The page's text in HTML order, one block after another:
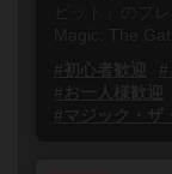
ビット』のプ
Magic: The
#初心者歓迎
#
#お一人様歓迎
#マジック・ザ